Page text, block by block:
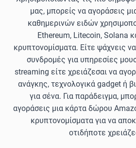
μας, μπορείς να αγοράσεις
καθημερινών ειδών
Ethereum, Litecoin, Solana
κρυπτονομίσματα. Είτε ψάχνεις
συνδρομές για υπηρεσίες
streaming είτε χρειάζεσαι να
ανάγκης, τεχνολογικά gadget ή
για σένα. Για παράδειγμα,
αγοράσεις μια κάρτα δώρου
κρυπτονομίσματα για να
οτιδήποτε